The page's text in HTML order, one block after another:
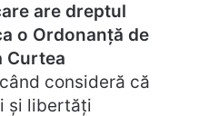
are dreptul
o Ordonanță de
Curtea
consideră că
și libertăți